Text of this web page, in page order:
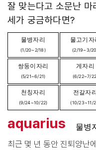
잘 맞는다고 소문난
세가 궁금하다면?
물병자리
(1/20~2/18)
물고기자
(2/19~3/
쌍둥이자리
(5/21~6/21)
게자리
(6/22~7/
천칭자리
(9/24~10/22)
전갈자
(10/23~11/
aquarius
물병
최근 몇 년 동안 진퇴양난